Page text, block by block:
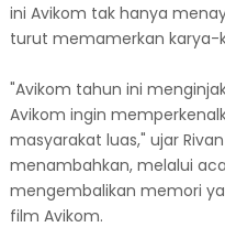
ini Avikom tak hanya
turut memamerkan karya-
"Avikom tahun ini
Avikom ingin
masyarakat luas," ujar
menambahkan, melalui
mengembalikan memori
film Avikom.